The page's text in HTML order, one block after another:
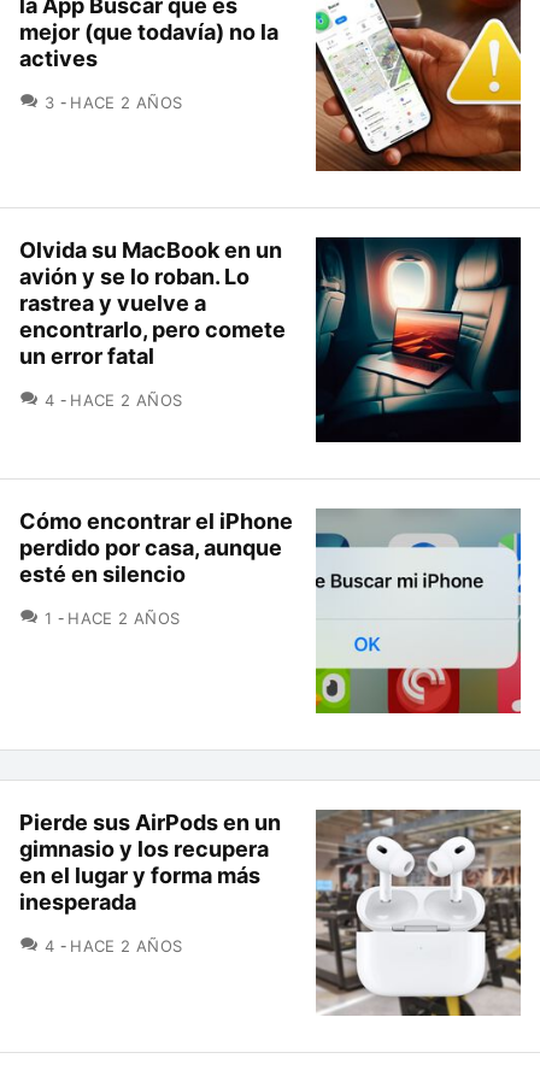
mejor (que todavía) no la
actives
3 COMENTARIOS
HACE 2 AÑOS
Olvida su MacBook en un
avión y se lo roban. Lo
rastrea y vuelve a
encontrarlo, pero comete
un error fatal
4 COMENTARIOS
HACE 2 AÑOS
Cómo encontrar el iPhone
perdido por casa, aunque
esté en silencio
1 COMENTARIOS
HACE 2 AÑOS
Pierde sus AirPods en un
gimnasio y los recupera
en el lugar y forma más
inesperada
4 COMENTARIOS
HACE 2 AÑOS